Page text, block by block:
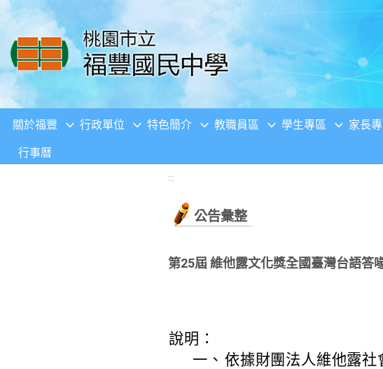
移至網頁之主要內容區位置
關於福豐 行政單位 特色簡介 教職員區 學生專區 家長
行事曆
:::
公告彙整
第25屆 維他露文化獎全國臺灣台語答
說明：
一、 依據財團法人維他露社